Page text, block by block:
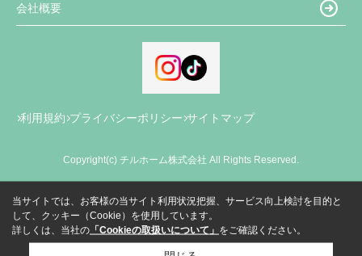
会社概要
利用規約 プライバシーポリシー サイトマップ
Copyright(c) チルホーム株式会社 All Rights Reserved.
当サイトでは、お客様の当サイト利用状況把握、サービス向上検討を目的と
して、クッキー（Cookie）を使用しています。
詳しくは、当社の 「Cookieの取扱いについて」 をご確認ください。